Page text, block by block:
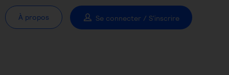
À propos Se connecter / S'inscrire